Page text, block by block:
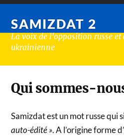
SAMIZDAT 2
La voix de l'opposition russe et
ukrainienne
Qui sommes-
Samizdat est un mot russe
auto-édité ». A l’origine forme